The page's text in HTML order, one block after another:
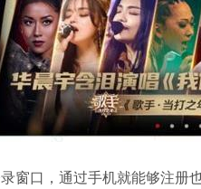
口，通过手机就能够注册